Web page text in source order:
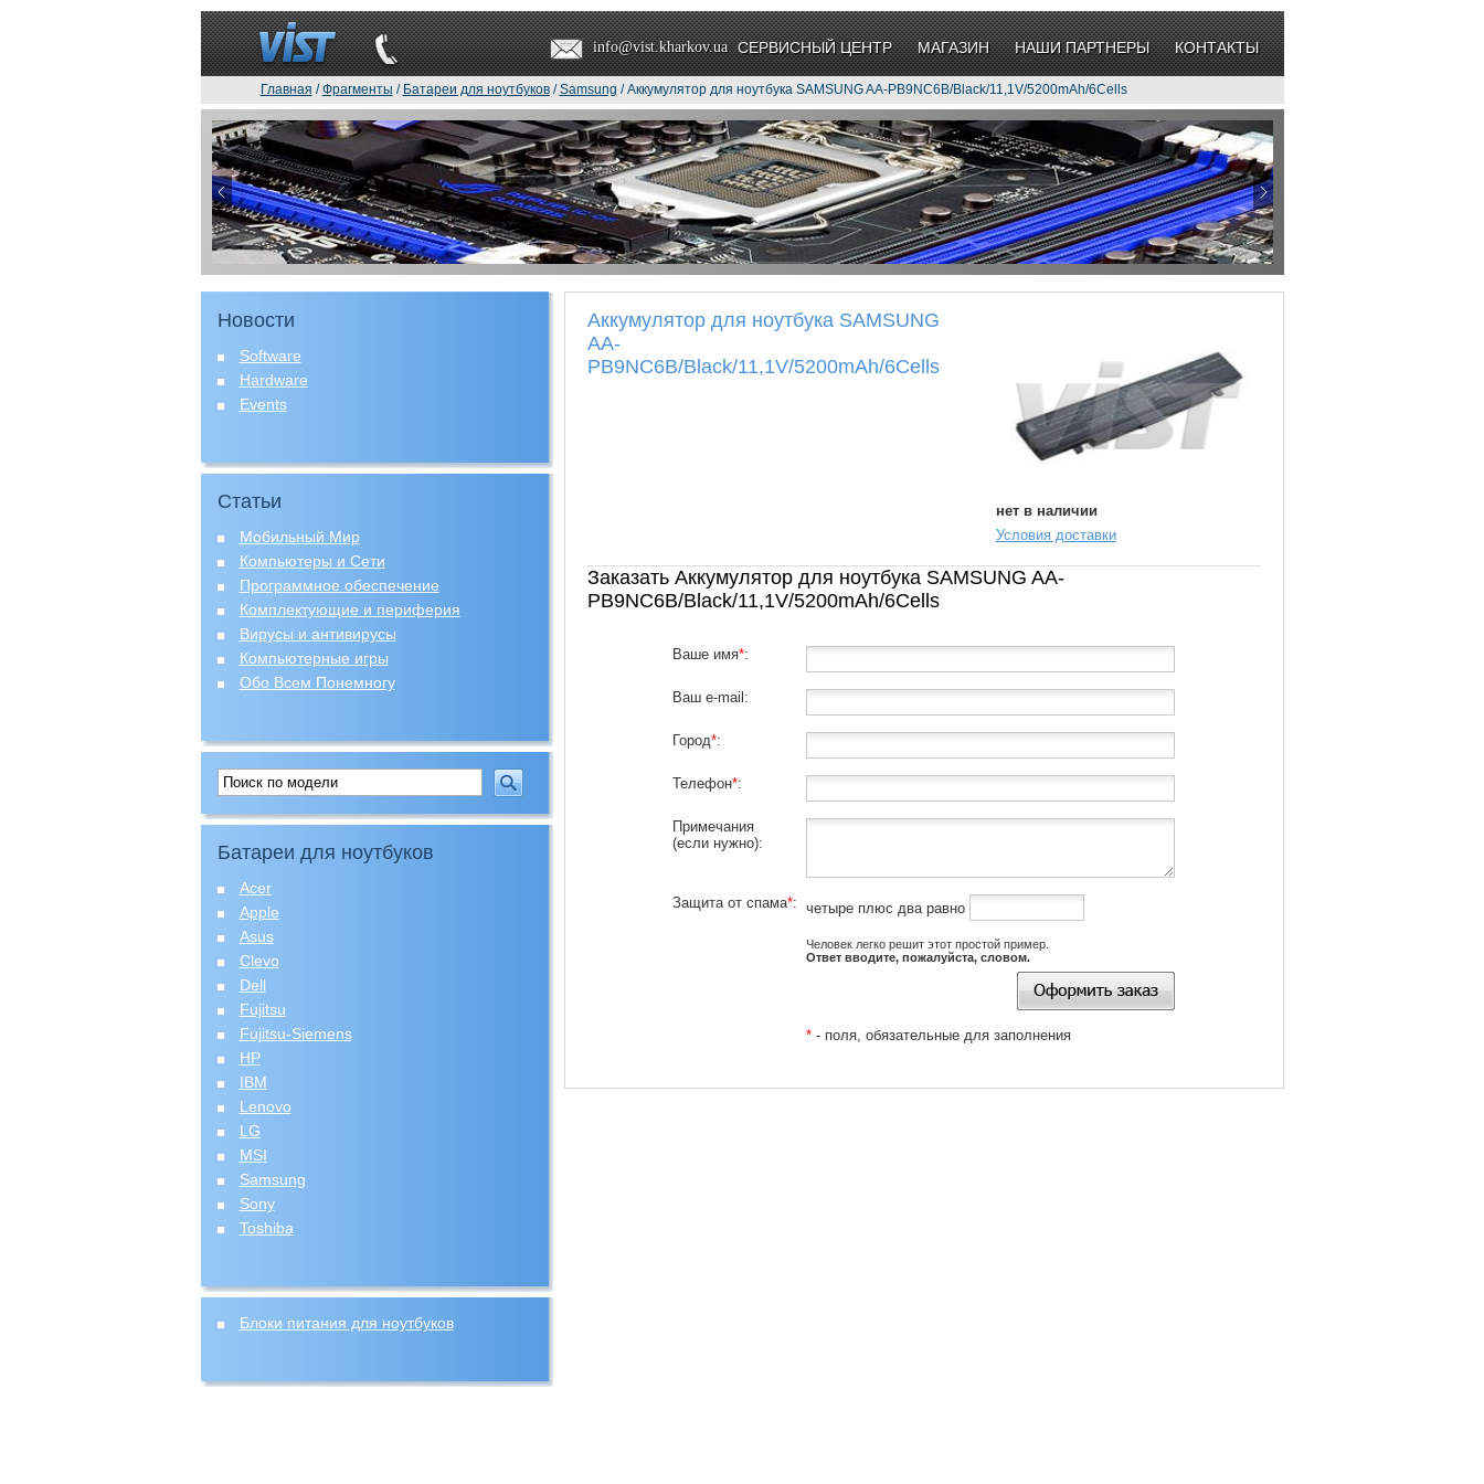
info@vist.kharkov.ua СЕРВИСНЫЙ ЦЕНТР МАГАЗИН НАШИ ПАРТНЕРЫ КОНТАКТЫ
Главная /Фрагменты / Батареи для ноутбуков/Samsung / Аккумулятор для ноутбука SAMSUNG AA-PB9NC6B/Black/11,1V/5200mAh/6Cells
Новости
Software
Hardware
Events
Статьи
Мобильный Мир
Компьютеры и Сети
Программное обеспечение
Комплектующие и периферия
Вирусы и антивирусы
Компьютерные игры
Обо Всем Понемногу
Батареи для ноутбуков
Acer
Apple
Asus
Clevo
Dell
Fujitsu
Fujitsu-Siemens
HP
IBM
Lenovo
LG
MSI
Samsung
Sony
Toshiba
Блоки питания для ноутбуков
Аккумулятор для ноутбука SAMSUNG
AA-
PB9NC6B/Black/11,1V/5200mAh/6Cells
нет в наличии
Условия доставки
Заказать Аккумулятор для ноутбука SAMSUNG AA-
PB9NC6B/Black/11,1V/5200mAh/6Cells
Ваше имя*:
Ваш e-mail:
Город*:
Телефон*:
Примечания
(если нужно):
Защита от спама*: четыре плюс два равно
Человек легко решит этот простой пример.
Ответ вводите, пожалуйста, словом.
* - поля, обязательные для заполнения